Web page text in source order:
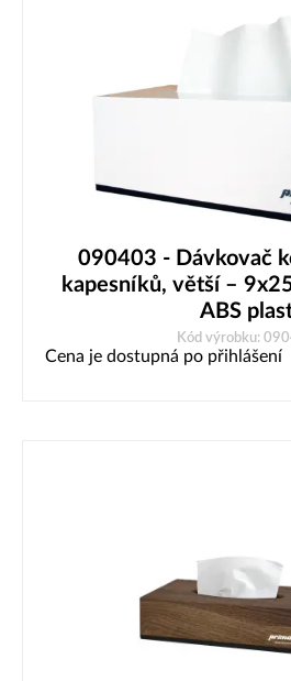
090403 - Dávkovač
kapesníků, větší –
ABS
Kód výrobku:
Cena je dostupná po přihlášení